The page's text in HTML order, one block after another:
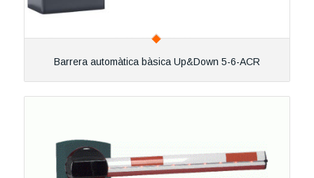
Barrera automàtica bàsica Up&Down 5-6-ACR